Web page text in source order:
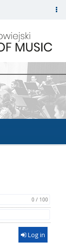
0 / 100
Log in